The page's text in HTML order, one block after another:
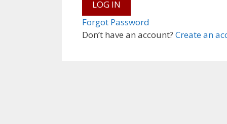
Don’t have an account? Create an
Forgot Password